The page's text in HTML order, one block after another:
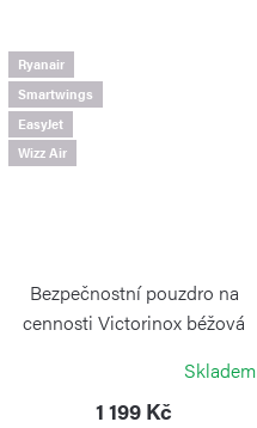
Ryanair
Smartwings
EasyJet
Wizz Air
Bezpečnostní pouzdro na
cennosti Victorinox béžová
Skladem
1 199 Kč